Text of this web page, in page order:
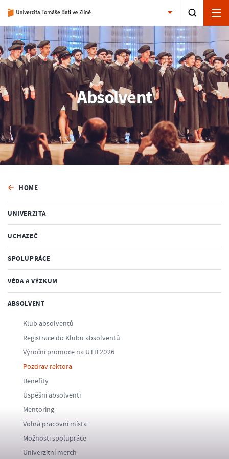
Absolvent
HOME
UNIVERZITA
UCHAZEČ
SPOLUPRÁCE
VĚDA A VÝZKUM
ABSOLVENT
Klub absolventů
Registrace do Klubu absolventů
Výroční promoce na UTB 2026
Pozdrav rektora
Benefity
Úspěšní absolventi
Mentoring
Volná pracovní místa
Možnosti spolupráce
Univerzitní merch